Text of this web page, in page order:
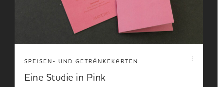
SPEISEN- UND GETRÄNKEKARTEN
Eine Studie in Pink